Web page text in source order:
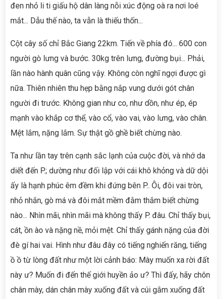
đen nhỏ li ti giấu hộ dân làng nỗi xúc động oà ra nơi loé
mắt... Dẫu thế nào, ta vẫn là thiếu thốn...
Cột cây số chỉ Bắc Giang 22km. Tiến về phía đó... 600 con
người gò lưng và bước. 30kg trên lưng, đường bụi... Phải,
lần nào hành quân cũng vậy. Không còn nghĩ ngợi được gì
nữa. Thiên nhiên thu hẹp bằng nắp vung dưới gót chân
người đi trước. Không gian như co, như dồn, như ép, ép
mạnh vào khắp cơ thể, vào cổ, vào vai, vào lưng, vào chân.
Mệt lắm, nặng lắm. Sự thật gồ ghề biết chừng nào.
Ta như lần tay trên cạnh sắc lạnh của cuộc đời, và nhớ da
diết đến P.; dường như đối lập với cái khô khỏng và dữ dội
ấy là hạnh phúc êm đềm khi đứng bên P.. Ôi, đôi vai tròn,
nhỏ nhắn, gò má và đôi mắt mềm đằm thắm biết chừng
nào... Nhìn mãi, nhìn mãi mà không thấy P. đâu. Chỉ thấy bụi,
cát, ồn ào và nặng nề, mỏi mệt. Chỉ thấy gánh nặng của đời
đè gí hai vai. Hình như đâu đây có tiếng nghiến răng, tiếng
ồ ồ từ lòng đất như một lời cảnh báo: Mày muốn xa rời đất
này ư? Muốn đi đến thế giới huyền ảo ư? Thì đấy, hãy chôn
chân mày, dán chân mày xuống đất và cúi gằm xuống đất